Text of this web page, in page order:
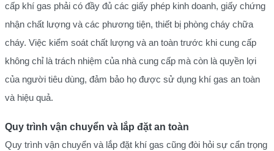
cấp khí gas phải có đầy đủ các giấy phép kinh doanh, giấy chứng
nhận chất lượng và các phương tiện, thiết bị phòng cháy chữa
cháy. Việc kiểm soát chất lượng và an toàn trước khi cung cấp
không chỉ là trách nhiệm của nhà cung cấp mà còn là quyền lợi
của người tiêu dùng, đảm bảo họ được sử dụng khí gas an toàn
và hiệu quả.
Quy trình vận chuyển và lắp đặt an toàn
Quy trình vận chuyển và lắp đặt khí gas cũng đòi hỏi sự cẩn trọng